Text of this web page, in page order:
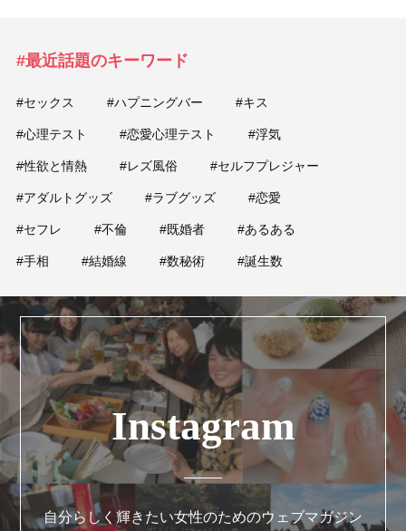
#最近話題のキーワード
#セックス #ハプニングバー #キス
#心理テスト #恋愛心理テスト #浮気
#性欲と情熱 #レズ風俗 #セルフプレジャー
#アダルトグッズ #ラブグッズ #恋愛
#セフレ #不倫 #既婚者 #あるある
#手相 #結婚線 #数秘術 #誕生数
Instagram
自分らしく輝きたい女性のためのウェブマガジン